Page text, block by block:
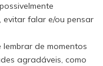
falar e/ou pensar
de momentos
agradáveis, como